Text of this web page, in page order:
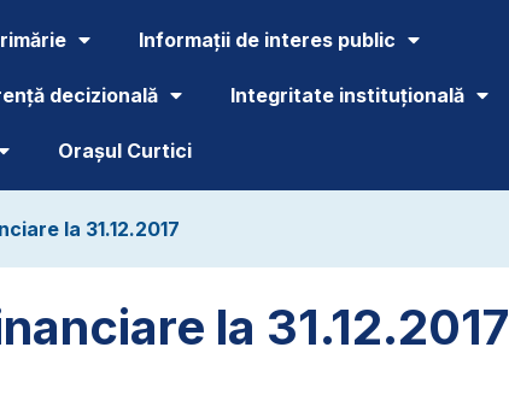
Informații de interes public
decizională Integritate instituțională
Orașul Curtici
la 31.12.2017
la 31.12.2017